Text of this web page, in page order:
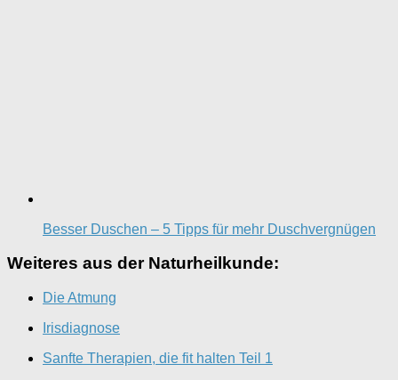
Besser Duschen – 5 Tipps für mehr Duschvergnügen
Weiteres aus der Naturheilkunde:
Die Atmung
Irisdiagnose
Sanfte Therapien, die fit halten Teil 1